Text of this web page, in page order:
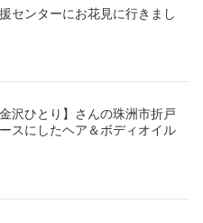
センターにお花見に行きまし
沢ひとり】さんの珠洲市折戸
スにしたヘア＆ボディオイル